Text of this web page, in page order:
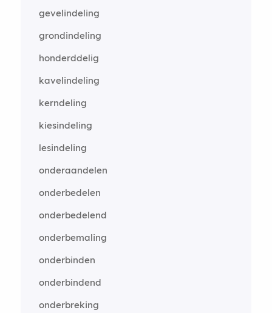
gevelindeling
grondindeling
honderddelig
kavelindeling
kerndeling
kiesindeling
lesindeling
onderaandelen
onderbedelen
onderbedelend
onderbemaling
onderbinden
onderbindend
onderbreking